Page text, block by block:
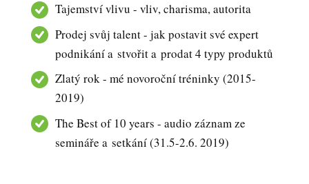
Tajemství vlivu - vliv, charisma, autorita
Prodej svůj talent - jak postavit své expert
podnikání a stvořit a prodat 4 typy produktů
Zlatý rok - mé novoroční tréninky (2015-
2019)
The Best of 10 years - audio záznam ze
semináře a setkání (31.5-2.6. 2019)